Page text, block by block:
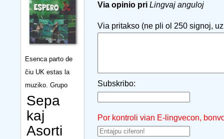
Esenca parto de
ĉiu UK estas la
muziko. Grupo
Sepa
kaj
Asorti
Via opinio pri Lingvaj anguloj
Via pritakso (ne pli ol 250 signoj,
Subskribo:
Por kontroli vian E-lingvecon,